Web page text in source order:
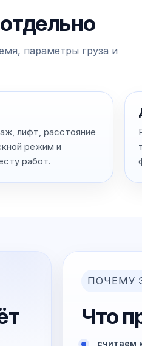
параметры груза и
лифт, расстояние
режим и
работ.
ПОЧЕМУ
Что
считаем